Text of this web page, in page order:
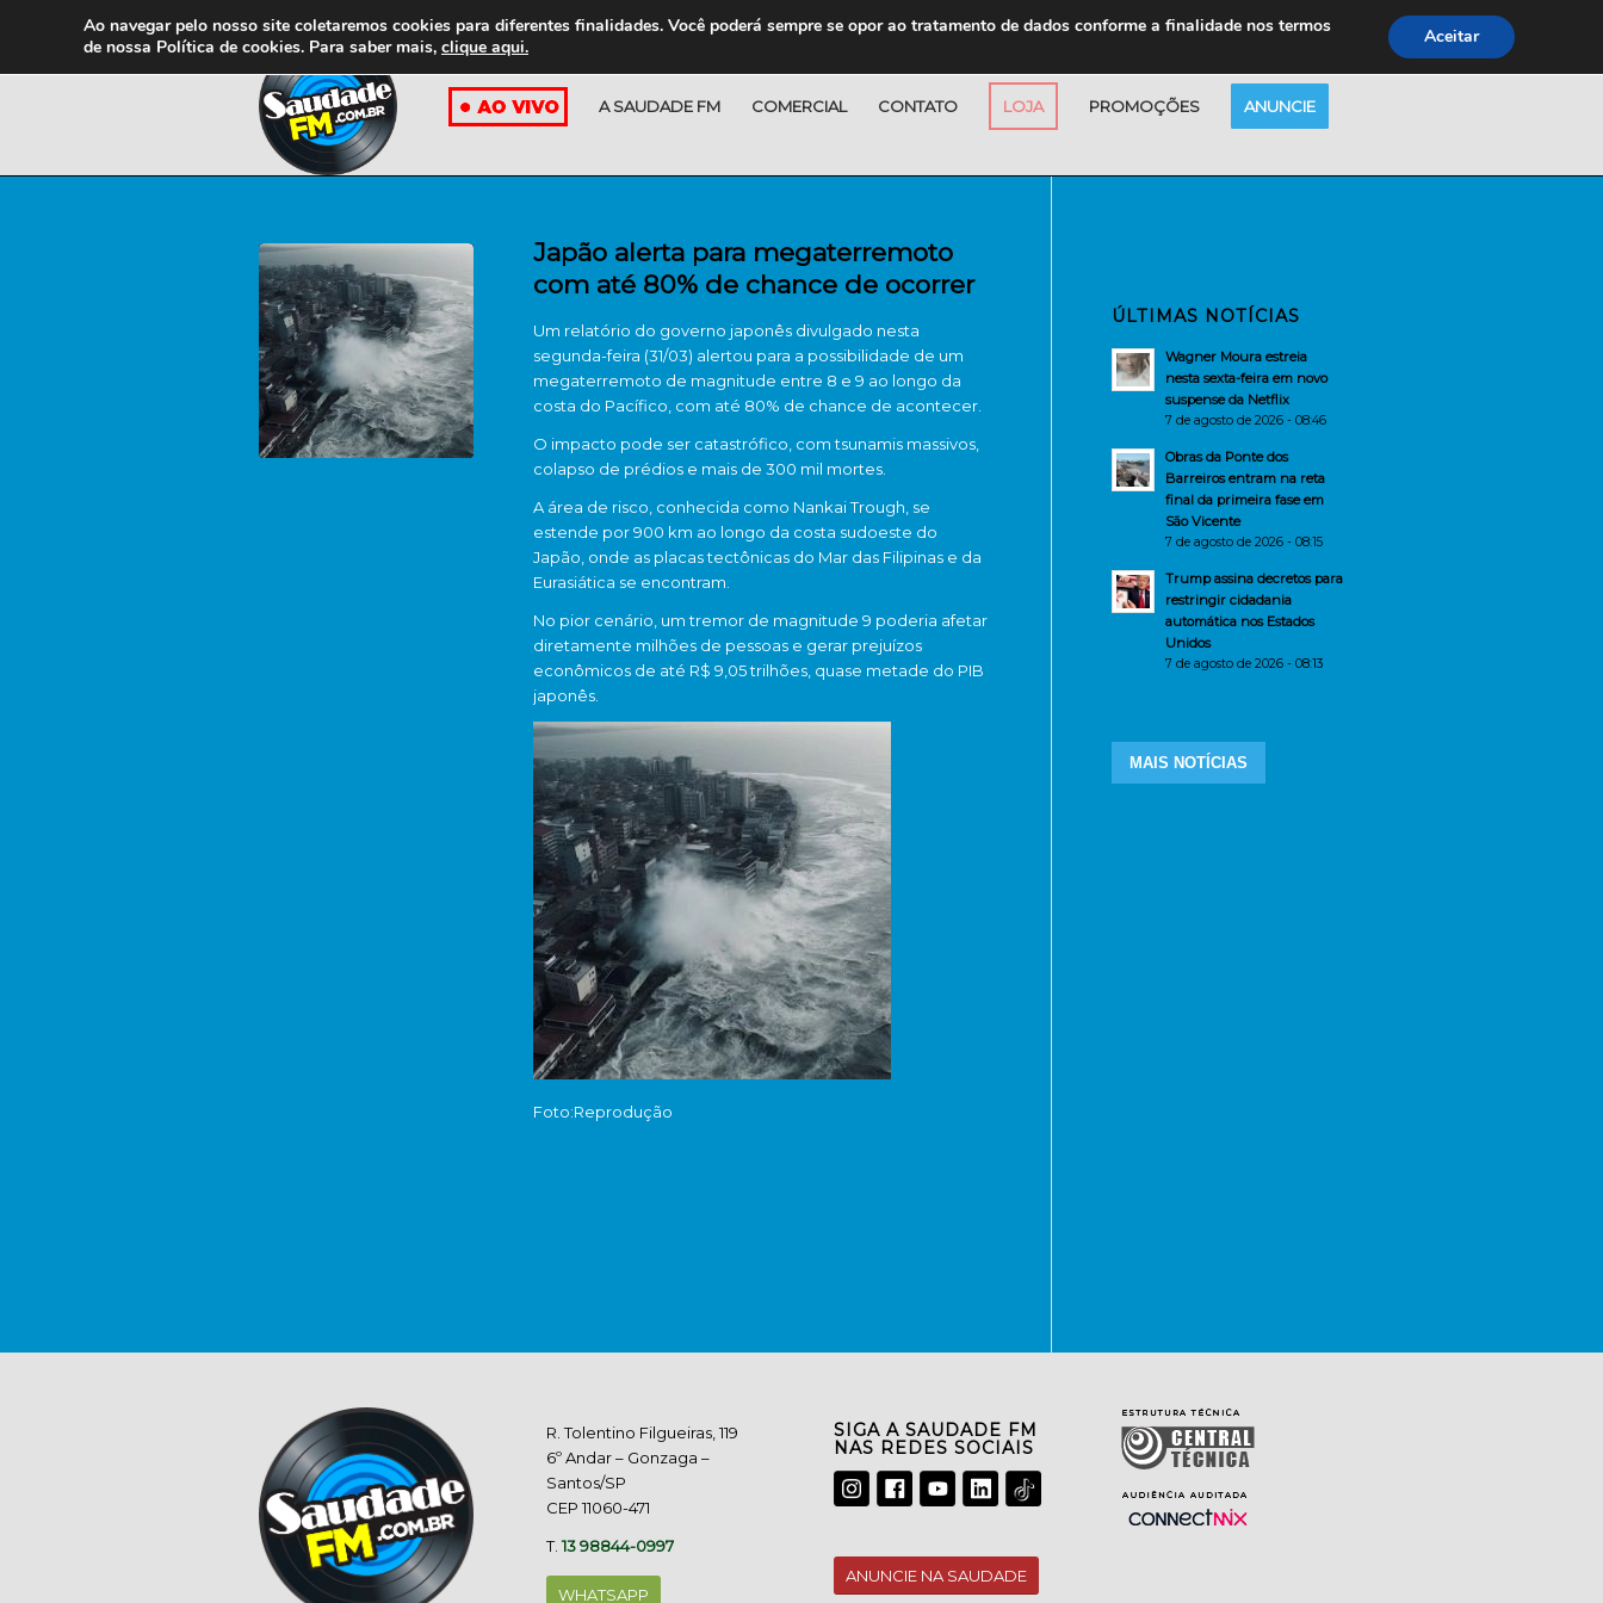
A SAUDADE FM COMERCIAL CONTATO LOJA PROMOÇÕES ANUNCIE
Japão alerta para megaterremoto
com até 80% de chance de ocorrer
Um relatório do governo japonês divulgado nesta
segunda-feira (31/03) alertou para a possibilidade de um
megaterremoto de magnitude entre 8 e 9 ao longo da
costa do Pacífico, com até 80% de chance de acontecer.
O impacto pode ser catastrófico, com tsunamis massivos,
colapso de prédios e mais de 300 mil mortes.
A área de risco, conhecida como Nankai Trough, se
estende por 900 km ao longo da costa sudoeste do
Japão, onde as placas tectônicas do Mar das Filipinas e da
Eurasiática se encontram.
No pior cenário, um tremor de magnitude 9 poderia afetar
diretamente milhões de pessoas e gerar prejuízos
econômicos de até R$ 9,05 trilhões, quase metade do PIB
japonês.
Foto:Reprodução
ÚLTIMAS NOTÍCIAS
Wagner Moura estreia
nesta sexta-feira em novo
suspense da Netflix
7 de agosto de 2026 - 08:46
Obras da Ponte dos
Barreiros entram na reta
final da primeira fase em
São Vicente
7 de agosto de 2026 - 08:15
Trump assina decretos para
restringir cidadania
automática nos Estados
Unidos
7 de agosto de 2026 - 08:13
MAIS NOTÍCIAS
R. Tolentino Filgueiras, 119
6º Andar – Gonzaga –
Santos/SP
CEP 11060-471
T.13 98844-0997
WHATSAPP
SIGA A SAUDADE FM
NAS REDES SOCIAIS
ANUNCIE NA SAUDADE
Ao navegar pelo nosso site coletaremos cookies para diferentes finalidades. Você poderá sempre se opor ao tratamento de dados conforme a finalidade nos termos
de nossa Política de cookies. Para saber mais, clique aqui. Aceitar